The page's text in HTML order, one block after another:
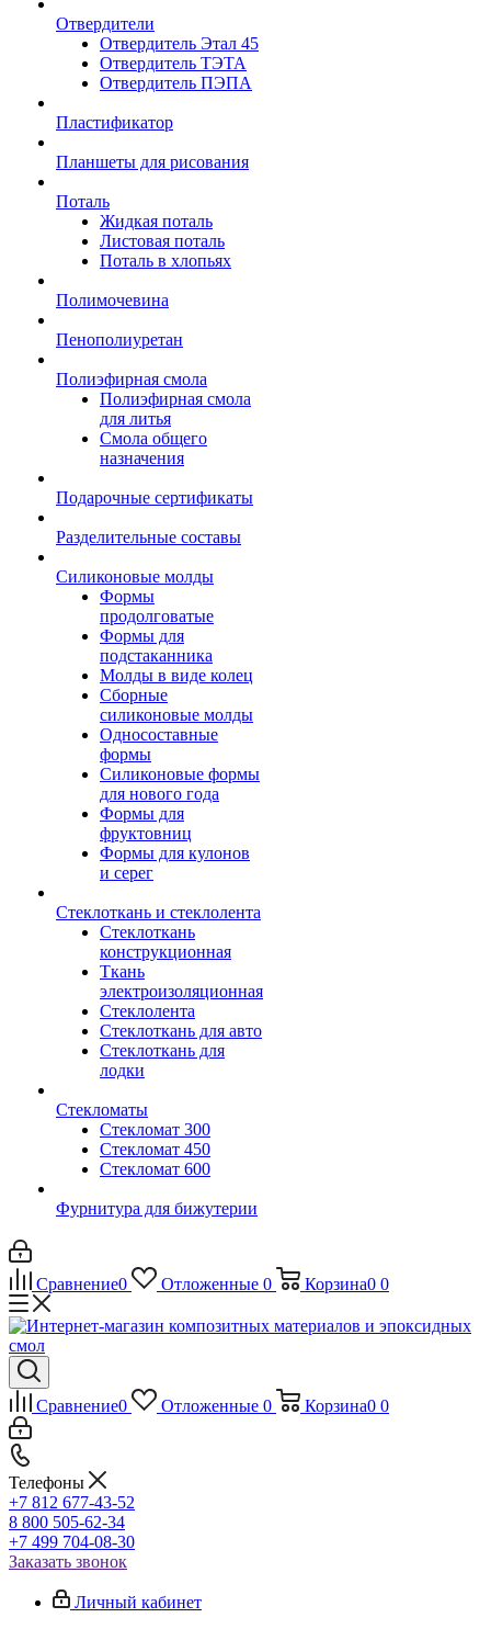
Отвердители
Отвердитель Этал 45
Отвердитель ТЭТА
Отвердитель ПЭПА
Пластификатор
Планшеты для рисования
Поталь
Жидкая поталь
Листовая поталь
Поталь в хлопьях
Полимочевина
Пенополиуретан
Полиэфирная смола
Полиэфирная смола
для литья
Смола общего
назначения
Подарочные сертификаты
Разделительные составы
Силиконовые молды
Формы
продолговатые
Формы для
подстаканника
Молды в виде колец
Сборные
силиконовые молды
Односоставные
формы
Силиконовые формы
для нового года
Формы для
фруктовниц
Формы для кулонов
и серег
Стеклоткань и стеклолента
Стеклоткань
конструкционная
Ткань
электроизоляционная
Стеклолента
Стеклоткань для авто
Стеклоткань для
лодки
Стекломаты
Стекломат 300
Стекломат 450
Стекломат 600
Фурнитура для бижутерии
Сравнение0 Отложенные 0 Корзина0 0
Сравнение0 Отложенные 0 Корзина0 0
Телефоны
+7 812 677-43-52
8 800 505-62-34
+7 499 704-08-30
Заказать звонок
Личный кабинет